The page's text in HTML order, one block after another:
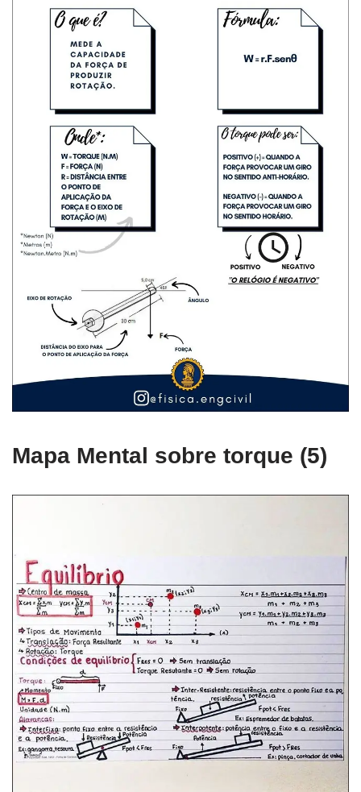
Mapa Mental sobre torque (5)